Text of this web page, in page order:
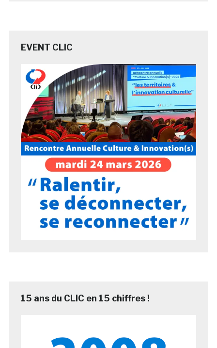
EVENT CLIC
15 ans du CLIC en 15 chiffres !